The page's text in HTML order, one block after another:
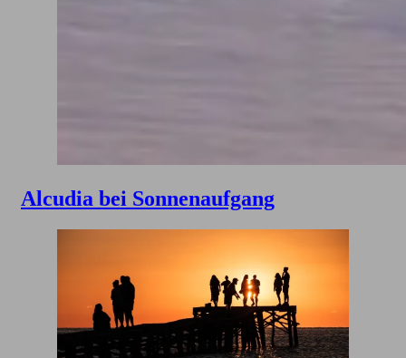
Alcudia bei Sonnenaufgang